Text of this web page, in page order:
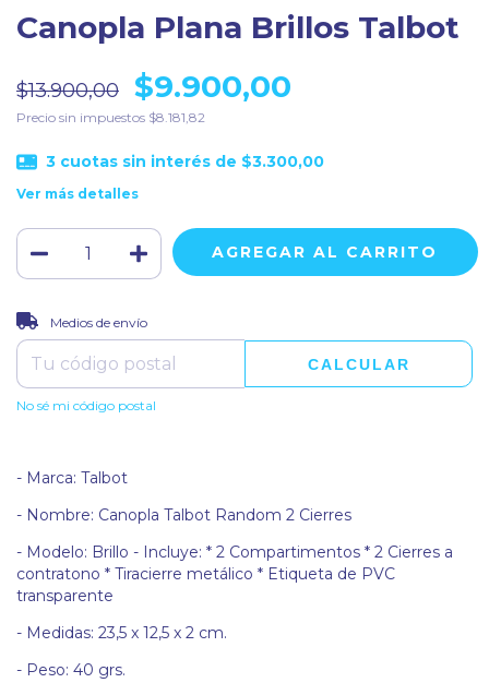
Canopla Plana Brillos Talbot
$13.900,00 $9.900,00
Precio sin impuestos $8.181,82
3 cuotas sin interés de $3.300,00
Ver más detalles
Entregas para el CP:
Medios de envío
CALCULAR
No sé mi código postal
- Marca: Talbot
- Nombre: Canopla Talbot Random 2 Cierres
- Modelo: Brillo - Incluye: * 2 Compartimentos * 2 Cierres a
contratono * Tiracierre metálico * Etiqueta de PVC
transparente
- Medidas: 23,5 x 12,5 x 2 cm.
- Peso: 40 grs.